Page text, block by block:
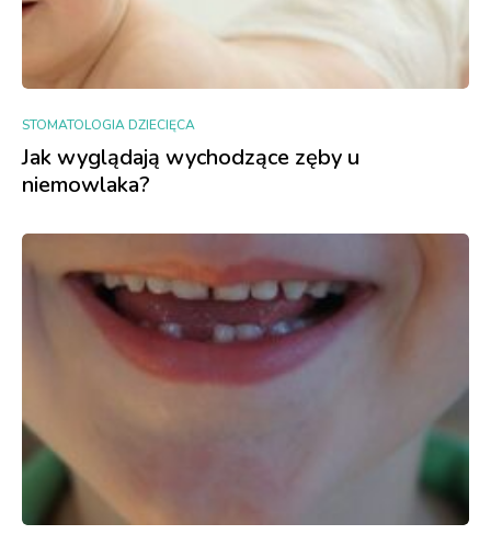
STOMATOLOGIA DZIECIĘCA
Jak wyglądają wychodzące zęby u
niemowlaka?